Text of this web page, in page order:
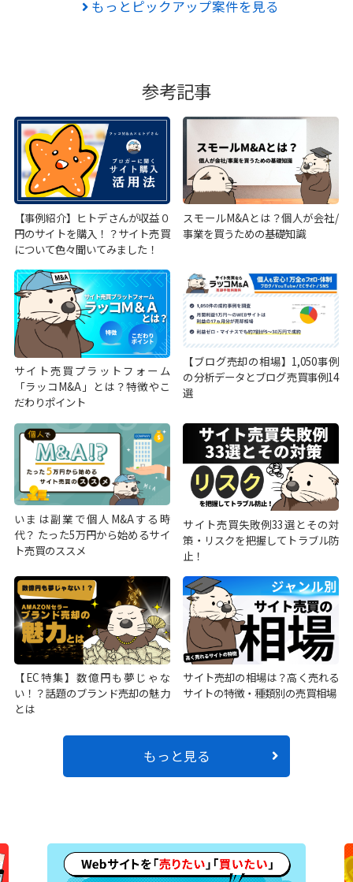
もっとピックアップ案件を見る
参考記事
【事例紹介】ヒトデさんが収益０
円のサイトを購入！？サイト売買
について色々聞いてみました！
スモールM&Aとは？個人が会社/
事業を買うための基礎知識
サイト売買プラットフォーム
「ラッコM&A」とは？特徴やこ
だわりポイント
【ブログ売却の相場】1,050事例
の分析データとブログ売買事例14
選
いまは副業で個人M&Aする時
代？ たった5万円から始めるサイ
ト売買のススメ
サイト売買失敗例33選とその対
策・リスクを把握してトラブル防
止！
【EC特集】数億円も夢じゃな
い！？話題のブランド売却の魅力
とは
サイト売却の相場は？高く売れる
サイトの特徴・種類別の売買相場
もっと見る